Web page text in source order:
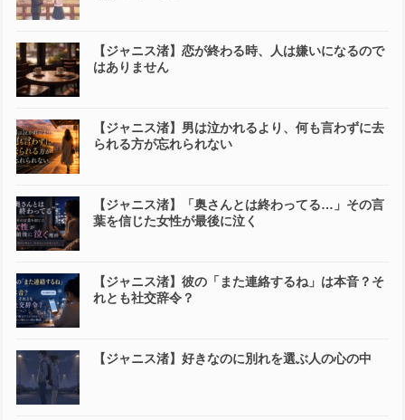
【ジャニス渚】恋が終わる時、人は嫌いになるので
はありません
【ジャニス渚】男は泣かれるより、何も言わずに去
られる方が忘れられない
【ジャニス渚】「奥さんとは終わってる…」その言
葉を信じた女性が最後に泣く
【ジャニス渚】彼の「また連絡するね」は本音？そ
れとも社交辞令？
【ジャニス渚】好きなのに別れを選ぶ人の心の中